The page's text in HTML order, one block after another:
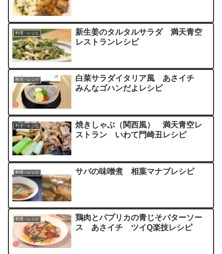
料理・レシピ
新生姜のタルタルサラダ 満天青空
レストランレシピ
料理・レシピ
白菜サラダイタリア風 あさイチ
みんなゴハンだよレシピ
料理・レシピ
焼きしゃぶ（関西風） 満天青空レ
ストラン いわて門崎丑レシピ
料理・レシピ サバの味噌煮 相葉マナブレシピ
料理・レシピ
鶏肉とパプリカの青じそバターソー
ス あさイチ ツイQ楽技レシピ